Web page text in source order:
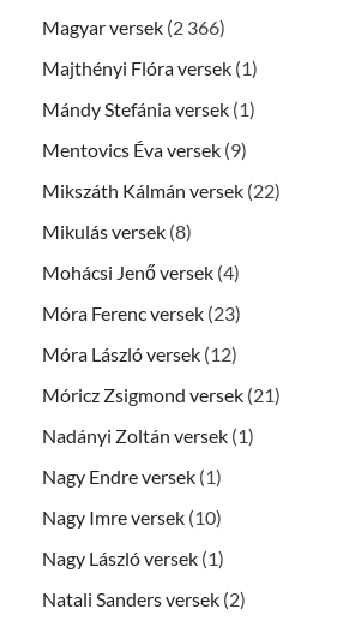
Magyar versek (2 366)
Majthényi Flóra versek (1)
Mándy Stefánia versek (1)
Mentovics Éva versek (9)
Mikszáth Kálmán versek (22)
Mikulás versek (8)
Mohácsi Jenő versek (4)
Móra Ferenc versek (23)
Móra László versek (12)
Móricz Zsigmond versek (21)
Nadányi Zoltán versek (1)
Nagy Endre versek (1)
Nagy Imre versek (10)
Nagy László versek (1)
Natali Sanders versek (2)